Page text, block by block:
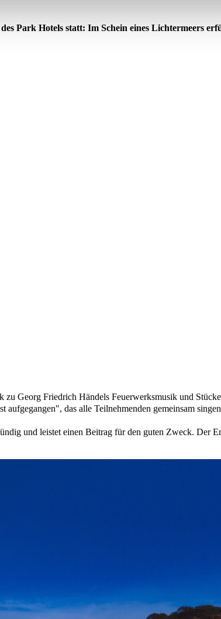
Park Hotels statt: Im Schein eines Lichtermeers
Georg Friedrich Händels Feuerwerksmusik und
das alle Teilnehmenden gemeinsam
und leistet einen Beitrag für den guten Zweck. Der